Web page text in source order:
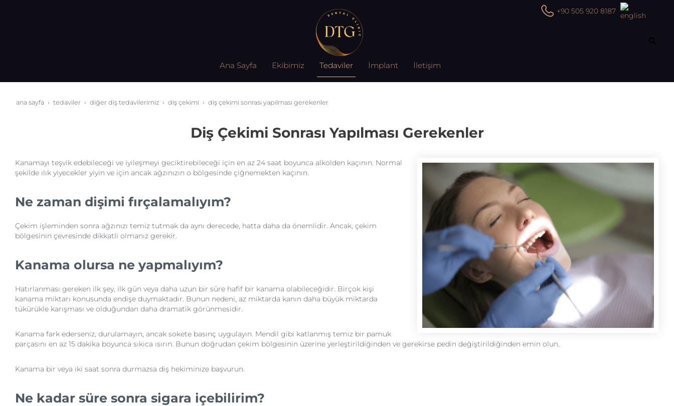
+90 505 920 8187
Ana Sayfa Ekibimiz Tedaviler İmplant İletişim
ana sayfa tedaviler diğer diş tedavilerimiz diş çekimi diş çekimi sonrası yapılması gerekenler
Diş Çekimi Sonrası Yapılması Gerekenler
Kanamayı teşvik edebileceği ve iyileşmeyi geciktirebileceği için en az 24 saat boyunca alkolden kaçının. Normal
şekilde ılık yiyecekler yiyin ve için ancak ağzınızın o bölgesinde çiğnemekten kaçının.
Ne zaman dişimi fırçalamalıyım?
Çekim işleminden sonra ağzınızı temiz tutmak da aynı derecede, hatta daha da önemlidir. Ancak, çekim
bölgesinin çevresinde dikkatli olmanız gerekir.
Kanama olursa ne yapmalıyım?
Hatırlanması gereken ilk şey, ilk gün veya daha uzun bir süre hafif bir kanama olabileceğidir. Birçok kişi
kanama miktarı konusunda endişe duymaktadır. Bunun nedeni, az miktarda kanın daha büyük miktarda
tükürükle karışması ve olduğundan daha dramatik görünmesidir.
Kanama fark ederseniz, durulamayın, ancak sokete basınç uygulayın. Mendil gibi katlanmış temiz bir pamuk
parçasını en az 15 dakika boyunca sıkıca ısırın. Bunun doğrudan çekim bölgesinin üzerine yerleştirildiğinden ve gerekirse pedin değiştirildiğinden emin olun.
Kanama bir veya iki saat sonra durmazsa diş hekiminize başvurun.
Ne kadar süre sonra sigara içebilirim?